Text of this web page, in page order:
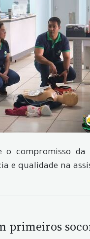
o compromisso
e qualidade na
primeiros